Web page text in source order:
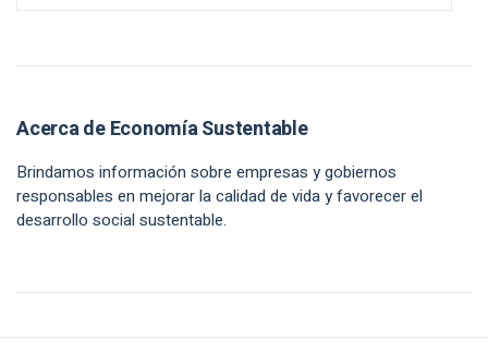
Acerca de Economía Sustentable
Brindamos información sobre empresas y gobiernos
responsables en mejorar la calidad de vida y favorecer el
desarrollo social sustentable.